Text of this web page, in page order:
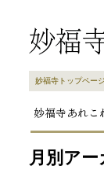
妙福寺トップページ
妙福寺あれこ
月別ア